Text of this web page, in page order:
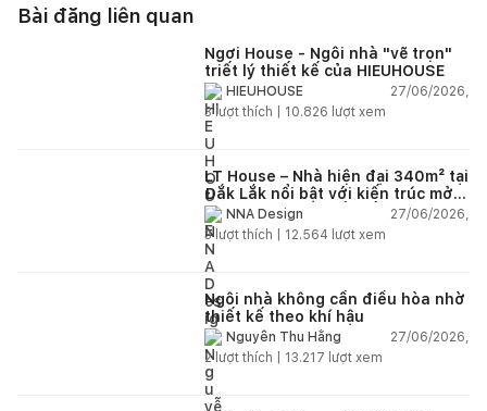
Bài đăng liên quan
Ngơi House - Ngôi nhà "vẽ trọn"
triết lý thiết kế của HIEUHOUSE
HIEUHOUSE
27/06/2026,
3lượt thích | 10.826 lượt xem
LT House – Nhà hiện đại 340m² tại
Đắk Lắk nổi bật với kiến trúc mở
và hệ sân vườn kết nối thiên
nhiên
NNA Design
27/06/2026,
3lượt thích | 12.564 lượt xem
Ngôi nhà không cần điều hòa nhờ
thiết kế theo khí hậu
Nguyễn Thu Hằng
27/06/2026,
2lượt thích | 13.217 lượt xem